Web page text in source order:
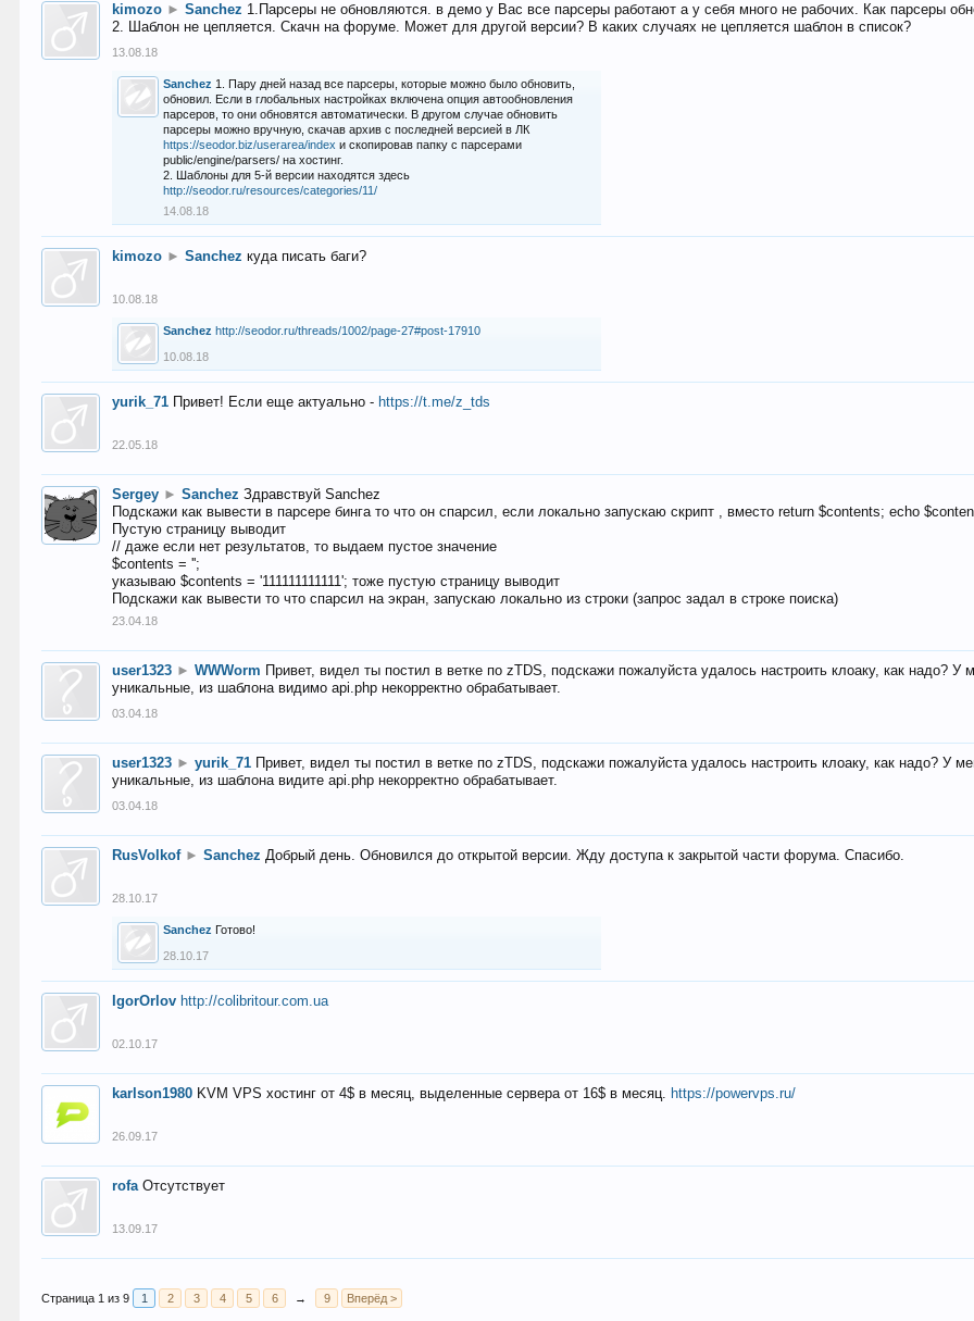
kimozo ► Sanchez 1.Парсеры не обновляются. в демо у Вас все парсеры работают а у себя много не рабочих. Как парсеры
2. Шаблон не цепляется. Скачн на форуме. Может для другой версии? В каких случаях не цепляется шаблон в список?
13.08.18
Sanchez 1. Пару дней назад все парсеры, которые можно было обновить,
обновил. Если в глобальных настройках включена опция автообновления
парсеров, то они обновятся автоматически. В другом случае обновить
парсеры можно вручную, скачав архив с последней версией в ЛК
https://seodor.biz/userarea/index и скопировав папку с парсерами
public/engine/parsers/ на хостинг.
2. Шаблоны для 5-й версии находятся здесь
http://seodor.ru/resources/categories/11/
14.08.18
kimozo ► Sanchez куда писать баги?
10.08.18
Sanchez http://seodor.ru/threads/1002/page-27#post-17910
10.08.18
yurik_71 Привет! Если еще актуально - https://t.me/z_tds
22.05.18
Sergey ► Sanchez Здравствуй Sanchez
Подскажи как вывести в парсере бинга то что он спарсил, если локально запускаю скрипт , вместо return $contents; echo
Пустую страницу выводит
// даже если нет результатов, то выдаем пустое значение
$contents = '';
указываю $contents = '111111111111'; тоже пустую страницу выводит
Подскажи как вывести то что спарсил на экран, запускаю локально из строки (запрос задал в строке поиска)
23.04.18
user1323 ► WWWorm Привет, видел ты постил в ветке по zTDS, подскажи пожалуйста удалось настроить клоаку, как надо?
уникальные, из шаблона видимо api.php некорректно обрабатывает.
03.04.18
user1323 ► yurik_71 Привет, видел ты постил в ветке по zTDS, подскажи пожалуйста удалось настроить клоаку, как надо? У
уникальные, из шаблона видите api.php некорректно обрабатывает.
03.04.18
RusVolkof ► Sanchez Добрый день. Обновился до открытой версии. Жду доступа к закрытой части форума. Спасибо.
28.10.17
Sanchez Готово!
28.10.17
IgorOrlov http://colibritour.com.ua
02.10.17
karlson1980 KVM VPS хостинг от 4$ в месяц, выделенные сервера от 16$ в месяц. https://powervps.ru/
26.09.17
rofa Отсутствует
13.09.17
Страница 1 из 9 1 2 3 4 5 6 → 9 Вперёд >